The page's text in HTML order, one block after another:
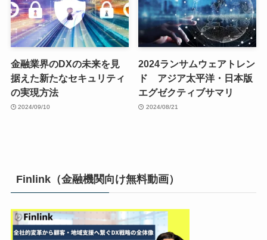
金融業界のDXの未来を見
据えた新たなセキュリティ
の実現方法
2024/09/10
2024ランサムウェアトレン
ド アジア太平洋・日本版
エグゼクティブサマリ
2024/08/21
Finlink（金融機関向け無料動画）